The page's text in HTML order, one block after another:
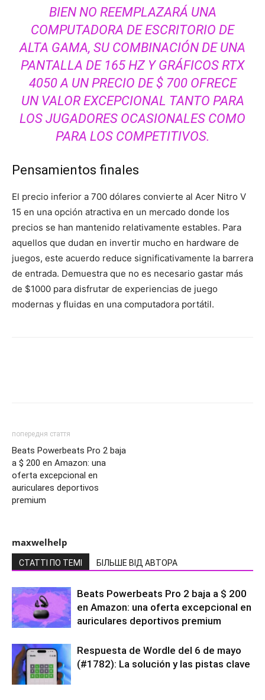
BIEN NO REEMPLAZARÁ UNA
COMPUTADORA DE ESCRITORIO DE
ALTA GAMA, SU COMBINACIÓN DE UNA
PANTALLA DE 165 HZ Y GRÁFICOS RTX
4050 A UN PRECIO DE $ 700 OFRECE
UN VALOR EXCEPCIONAL TANTO PARA
LOS JUGADORES OCASIONALES COMO
PARA LOS COMPETITIVOS.
Pensamientos finales
El precio inferior a 700 dólares convierte al Acer Nitro V
15 en una opción atractiva en un mercado donde los
precios se han mantenido relativamente estables. Para
aquellos que dudan en invertir mucho en hardware de
juegos, este acuerdo reduce significativamente la barrera
de entrada. Demuestra que no es necesario gastar más
de $1000 para disfrutar de experiencias de juego
modernas y fluidas en una computadora portátil.
попередня стаття
Beats Powerbeats Pro 2 baja
a $ 200 en Amazon: una
oferta excepcional en
auriculares deportivos
premium
maxwelhelp
СТАТТІ ПО ТЕМІ БІЛЬШЕ ВІД АВТОРА
Beats Powerbeats Pro 2 baja a $ 200
en Amazon: una oferta excepcional en
auriculares deportivos premium
Respuesta de Wordle del 6 de mayo
(#1782): La solución y las pistas clave